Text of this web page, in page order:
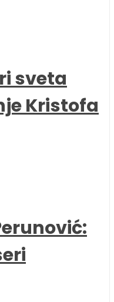
sveta
Kristofa